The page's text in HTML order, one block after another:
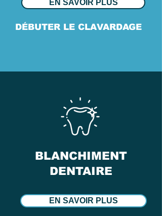
EN SAVOIR PLUS
DÉBUTER LE CLAVARDAGE
BLANCHIMENT
DENTAIRE
EN SAVOIR PLUS